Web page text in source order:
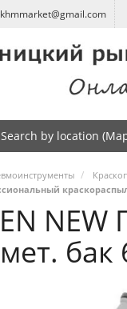
khmmarket@gmail.com
Search by location